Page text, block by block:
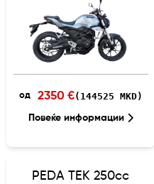
Повеќе информации
од 2350 €(144525 MKD)
PEDA TEK 250cc